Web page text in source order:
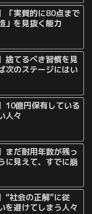
「実質的に80点まで
」を見抜く能力
捨てるべき習慣を見
次のステージにはい
10億円保有している
人々
まだ耐用年数が残っ
に見えて、すでに崩
“社会の正解”に従
を避けてしまう人々